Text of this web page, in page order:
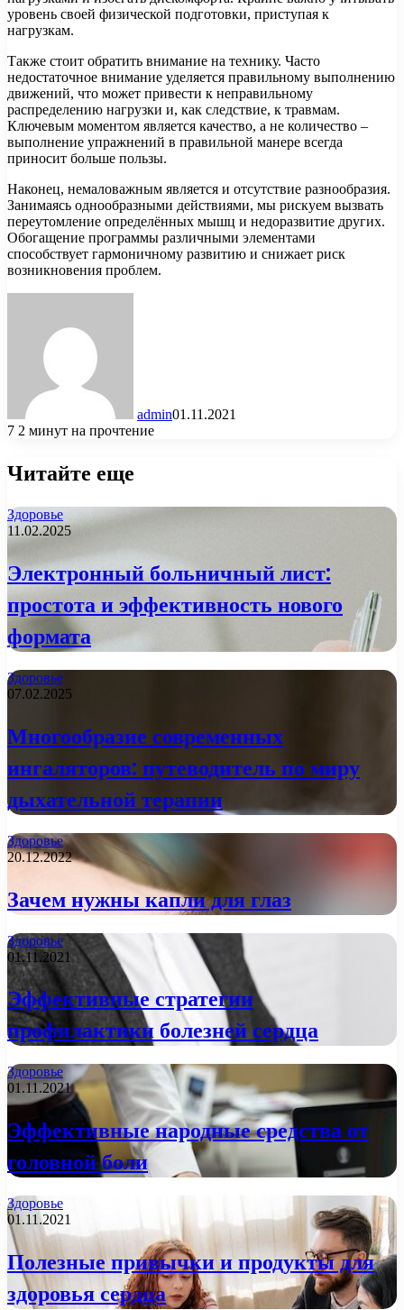
уровень своей физической подготовки, приступая к
нагрузкам.
Также стоит обратить внимание на технику. Часто
недостаточное внимание уделяется правильному выполнению
движений, что может привести к неправильному
распределению нагрузки и, как следствие, к травмам.
Ключевым моментом является качество, а не количество –
выполнение упражнений в правильной манере всегда
приносит больше пользы.
Наконец, немаловажным является и отсутствие разнообразия.
Занимаясь однообразными действиями, мы рискуем вызвать
переутомление определённых мышц и недоразвитие других.
Обогащение программы различными элементами
способствует гармоничному развитию и снижает риск
возникновения проблем.
admin01.11.2021
7 2 минут на прочтение
Читайте еще
Здоровье
11.02.2025
Электронный больничный лист:
простота и эффективность нового
формата
Здоровье
07.02.2025
Многообразие современных
ингаляторов: путеводитель по миру
дыхательной терапии
Здоровье
20.12.2022
Зачем нужны капли для глаз
Здоровье
01.11.2021
Эффективные стратегии
профилактики болезней сердца
Здоровье
01.11.2021
Эффективные народные средства от
головной боли
Здоровье
01.11.2021
Полезные привычки и продукты для
здоровья сердца